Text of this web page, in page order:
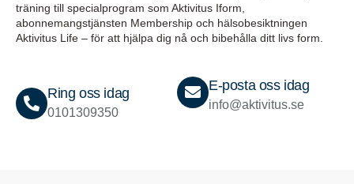
träning till specialprogram som Aktivitus Iform,
abonnemangstjänsten Membership och hälsobesiktningen
Aktivitus Life – för att hjälpa dig nå och bibehålla ditt livs form.
Ring oss idag
0101309350
E-posta oss idag
info@aktivitus.se